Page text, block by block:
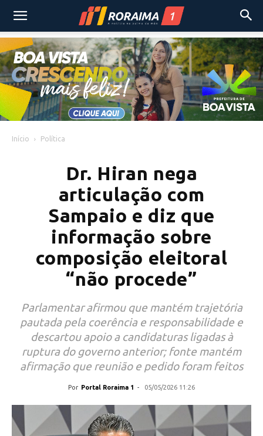
Início Política
Dr. Hiran nega
articulação com
Sampaio e diz que
informação sobre
composição eleitoral
“não procede”
Parlamentar afirmou que mantém trajetória
pautada pela coerência e responsabilidade e
descartou apoio a candidaturas ligadas à
ruptura do governo anterior; fonte mantém
afirmação que reunião e pedido foram feitos
Por Portal Roraima 1 - 05/05/2026 11:26